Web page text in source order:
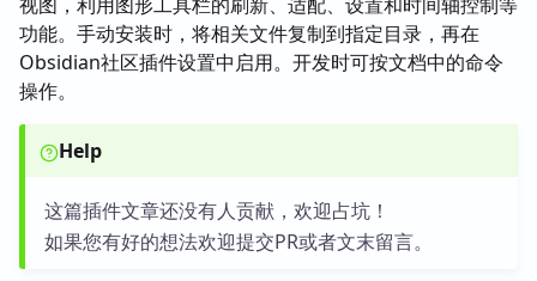
功能。手动安装时，将相关文件复制到指定目录，再在
Obsidian社区插件设置中启用。开发时可按文档中的命令
操作。
Help
这篇插件文章还没有人贡献，欢迎占坑！
如果您有好的想法欢迎提交PR或者文末留言。